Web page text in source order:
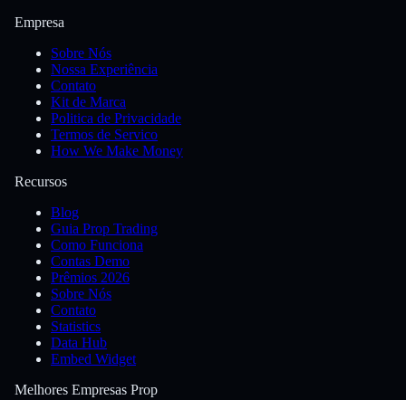
Empresa
Sobre Nós
Nossa Experiência
Contato
Kit de Marca
Politica de Privacidade
Termos de Servico
How We Make Money
Recursos
Blog
Guia Prop Trading
Como Funciona
Contas Demo
Prêmios 2026
Sobre Nós
Contato
Statistics
Data Hub
Embed Widget
Melhores Empresas Prop